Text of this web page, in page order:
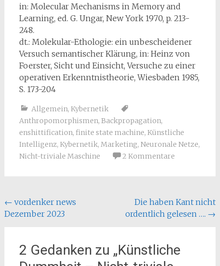
in: Molecular Mechanisms in Memory and
Learning, ed. G. Ungar, New York 1970, p. 213-
248.
dt.: Molekular-Ethologie: ein unbescheidener
Versuch semantischer Klärung, in: Heinz von
Foerster, Sicht und Einsicht, Versuche zu einer
operativen Erkenntnistheorie, Wiesbaden 1985,
S. 173-204
Allgemein, Kybernetik
Anthropomorphismen, Backpropagation,
enshittification, finite state machine, Künstliche
Intelligenz, Kybernetik, Marketing, Neuronale Netze,
Nicht-triviale Maschine
2 Kommentare
Beitragsnavigation
← vordenker news
Dezember 2023
Die haben Kant nicht
ordentlich gelesen …. →
2 Gedanken zu „Künstliche